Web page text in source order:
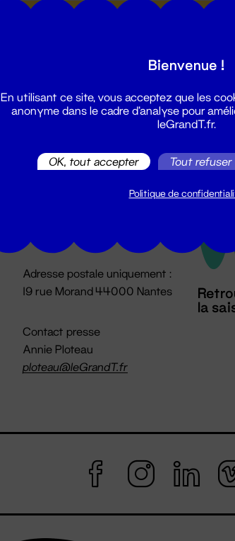
02 51 88 25 25
Du lundi au vendredi 14h → 18h
Adresse postale uniquement :
19 rue Morand 44000 Nantes
Contact presse
Annie Ploteau
ploteau@leGrandT.fr
la
Bienvenue !
En utilisant ce site, vous acceptez que les
anonyme dans le cadre d'analyse pour
leGrandT.fr.
OK, tout accepter Tout refuser
Politique de